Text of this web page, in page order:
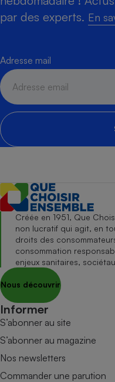
par des experts. En
Adresse mail
Créée en 1951, Que
non lucratif qui agit, en
droits des
consommation
enjeux sanitaires,
Nous découvrir
Informer
S’abonner au site
S’abonner au magazine
Nos newsletters
Commander une parution